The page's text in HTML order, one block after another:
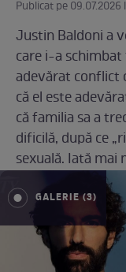
Publicat pe 09.07.2026
Justin Baldoni a
care i-a
adevărat conflict
că el este
că familia sa a
dificilă, după ce
sexuală. Iată mai
GALERIE (3)